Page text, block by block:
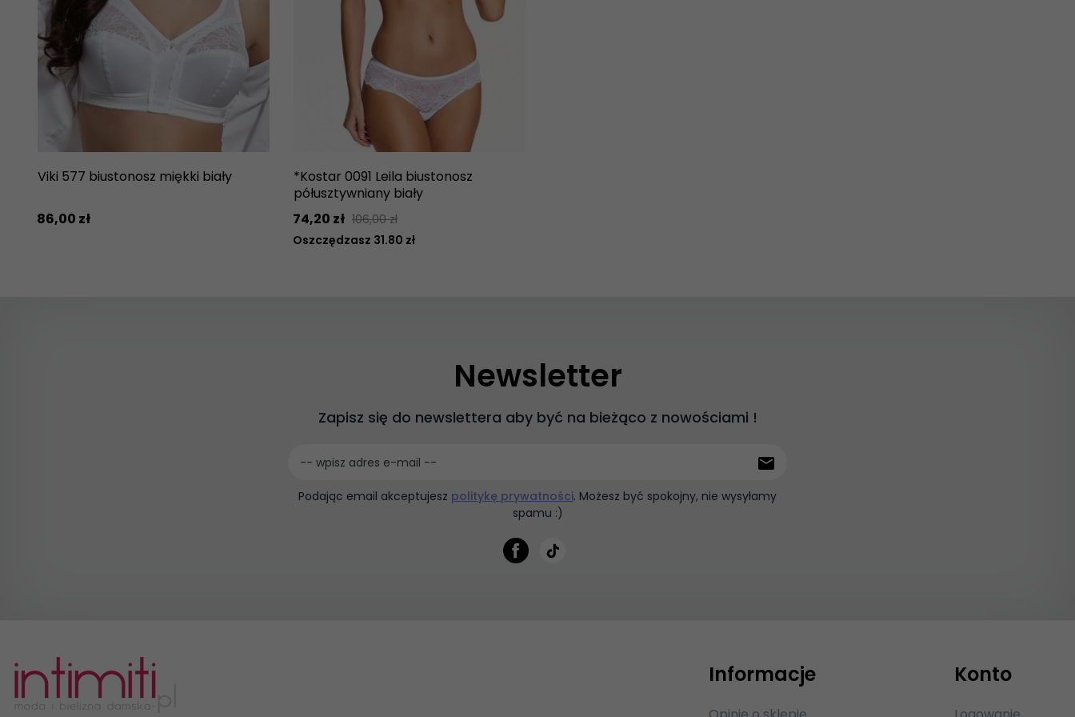
Viki 577 biustonosz miękki biały
86,00 zł
*Kostar 0091 Leila biustonosz
półusztywniany biały
74,20 zł 106,00 zł
Oszczędzasz 31.80 zł
Newsletter
Zapisz się do newslettera aby być na bieżąco z nowościami !
-- wpisz adres e-mail --
Podając email akceptujesz politykę prywatności. Możesz być spokojny, nie wysyłamy
spamu :)
Informacje Konto